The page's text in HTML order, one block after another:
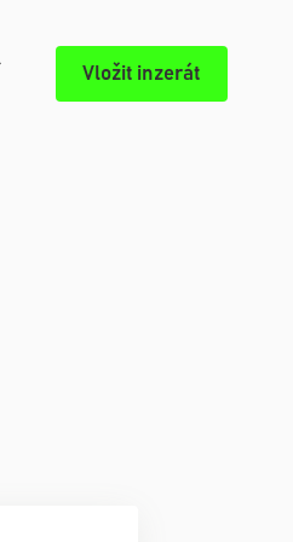
Vložit inzerát